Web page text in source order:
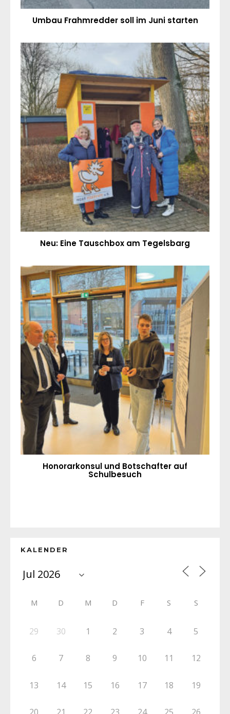
Umbau Frahmredder soll im Juni starten
Neu: Eine Tauschbox am Tegelsbarg
Honorarkonsul und Botschafter auf
Schulbesuch
KALENDER
M D M D F S S
29 30 1 2 3 4 5
6 7 8 9 10 11 12
13 14 15 16 17 18 19